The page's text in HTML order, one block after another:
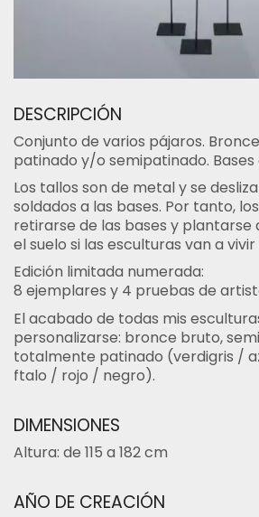
DESCRIPCIÓN
Conjunto de varios pájaros.
patinado y/o semipatinado. Bases
Los tallos son de metal y se
soldados a las bases. Por tanto,
retirarse de las bases y
el suelo si las esculturas van a
Edición limitada numerada:
8 ejemplares y 4 pruebas de
El acabado de todas mis
personalizarse: bronce bruto,
totalmente patinado (verdigris /
ftalo / rojo / negro).
DIMENSIONES
Altura: de 115 a 182 cm
AÑO DE CREACIÓN